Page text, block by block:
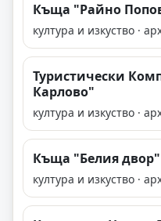
Къща "Райно
култура и изкуство ·
Туристически
Карлово"
култура и изкуство ·
Къща "Белия
култура и изкуство ·